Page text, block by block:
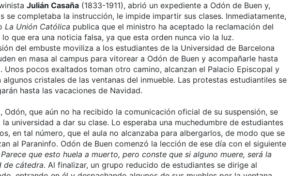
Julián Casaña (1833-1911), abrió un expediente a Odón de Buen y,
se completaba la instrucción, le impide impartir sus clases. Inmediatamente,
La Unión Católica publica que el ministro ha aceptado la reclamación del
que era una noticia falsa, ya que esta orden nunca vio la luz.
del embuste moviliza a los estudiantes de la Universidad de Barcelona
en masa al campus para vitorear a Odón de Buen y acompañarle hasta
Unos pocos exaltados toman otro camino, alcanzan el Palacio Episcopal y
algunos cristales de las ventanas del inmueble. Las protestas estudiantiles se
hasta las vacaciones de Navidad.
Odón, que aún no ha recibido la comunicación oficial de su suspensión, se
universidad a dar su clase. Lo esperaba una muchedumbre de estudiantes
en tal número, que el aula no alcanzaba para albergarlos, de modo que se
al Paraninfo. Odón de Buen comenzó la lección de ese día con el siguiente
Parece que esto huela a muerto, pero conste que si alguno muere, será la
de cátedra. Al finalizar, un grupo reducido de estudiantes se dirige al